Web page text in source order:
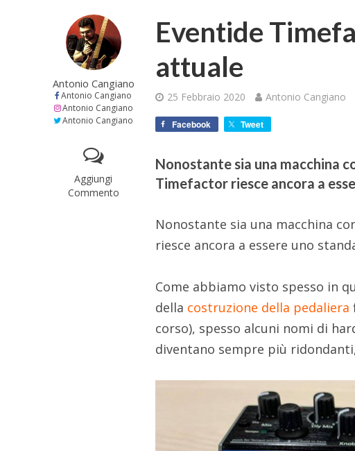
Antonio Cangiano
Antonio Cangiano
Antonio Cangiano
Antonio Cangiano
Aggiungi
Commento
Eventide
attuale
25 Febbraio 2020 Antonio Cangiano
Facebook Tweet
Nonostante sia una macchina
Timefactor riesce ancora a
Nonostante sia una macchina
riesce ancora a essere uno
Come abbiamo visto spesso in
della costruzione della pedaliera
corso), spesso alcuni nomi di
diventano sempre più